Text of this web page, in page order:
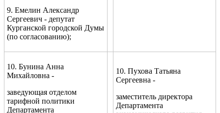
9. Емелин Александр
Сергеевич - депутат
Курганской городской Думы
(по согласованию);
10. Бунина Анна
Михайловна -
заведующая отделом
тарифной политики
Департамента
10. Пухова Татьяна
Сергеевна -
заместитель директора
Департамента